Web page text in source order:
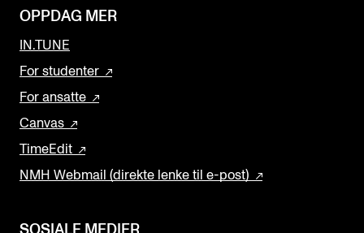
OPPDAG MER
IN.TUNE
For studenter
For ansatte
Canvas
TimeEdit
NMH Webmail (direkte lenke til e-post)